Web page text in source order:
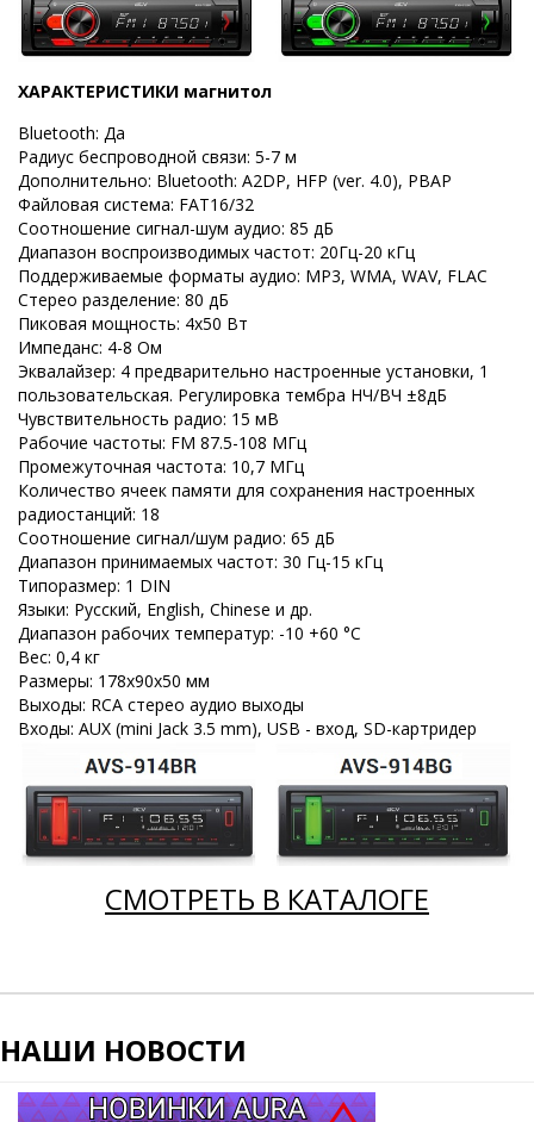
ХАРАКТЕРИСТИКИ магнитол
Bluetooth: Да
Радиус беспроводной связи: 5-7 м
Дополнительно: Bluetooth: A2DP, HFP (ver. 4.0), PBAP
Файловая система: FAT16/32
Соотношение сигнал-шум аудио: 85 дБ
Диапазон воспроизводимых частот: 20Гц-20 кГц
Поддерживаемые форматы аудио: MP3, WMA, WAV, FLAC
Стерео разделение: 80 дБ
Пиковая мощность: 4х50 Вт
Импеданс: 4-8 Ом
Эквалайзер: 4 предварительно настроенные установки, 1
пользовательская. Регулировка тембра НЧ/ВЧ ±8дБ
Чувствительность радио: 15 мВ
Рабочие частоты: FM 87.5-108 МГц
Промежуточная частота: 10,7 МГц
Количество ячеек памяти для сохранения настроенных
радиостанций: 18
Соотношение сигнал/шум радио: 65 дБ
Диапазон принимаемых частот: 30 Гц-15 кГц
Типоразмер: 1 DIN
Языки: Русский, English, Chinese и др.
Диапазон рабочих температур: -10 +60 °С
Вес: 0,4 кг
Размеры: 178x90x50 мм
Выходы: RCA стерео аудио выходы
Входы: AUX (mini Jack 3.5 mm), USB - вход, SD-картридер
СМОТРЕТЬ В КАТАЛОГЕ
НАШИ НОВОСТИ